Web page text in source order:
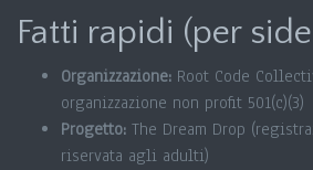
Fatti rapidi (per
Organizzazione: Root Code
organizzazione non profit 501(c)(3)
Progetto: The Dream Drop
riservata agli adulti)